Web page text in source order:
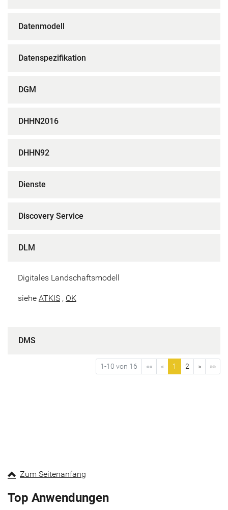
Datenmodell
Datenspezifikation
DGM
DHHN2016
DHHN92
Dienste
Discovery Service
DLM
Digitales Landschaftsmodell
siehe ATKIS , OK
DMS
1-10 von 16 «« « 1 2 » »»
Zum Seitenanfang
Top Anwendungen